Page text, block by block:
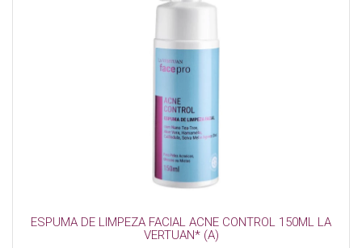
ESPUMA DE LIMPEZA FACIAL ACNE CONTROL 150ML LA
VERTUAN* (A)